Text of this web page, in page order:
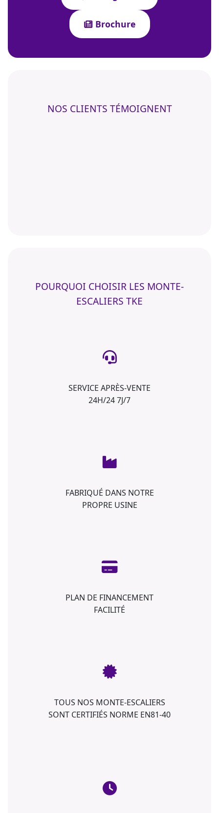
Brochure
NOS CLIENTS TÉMOIGNENT
POURQUOI CHOISIR LES MONTE-
ESCALIERS TKE
SERVICE APRÈS-VENTE
24H/24 7J/7
FABRIQUÉ DANS NOTRE
PROPRE USINE
PLAN DE FINANCEMENT
FACILITÉ
TOUS NOS MONTE-ESCALIERS
SONT CERTIFIÉS NORME EN81-40